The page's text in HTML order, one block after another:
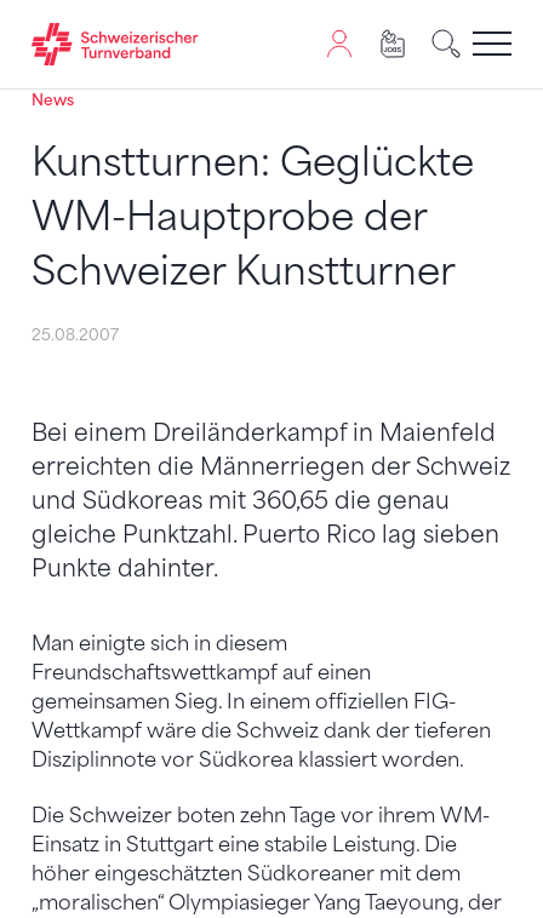
Zum Inhalt springen
Zur Sitemap navigieren
Zum Navigieren dieser Seite wird JavaScript benötigt.
News
Kunstturnen: Geglückte
WM-Hauptprobe der
Schweizer Kunstturner
25.08.2007
Bei einem Dreiländerkampf in Maienfeld
erreichten die Männerriegen der Schweiz
und Südkoreas mit 360,65 die genau
gleiche Punktzahl. Puerto Rico lag sieben
Punkte dahinter.
Man einigte sich in diesem
Freundschaftswettkampf auf einen
gemeinsamen Sieg. In einem offiziellen FIG-
Wettkampf wäre die Schweiz dank der tieferen
Disziplinnote vor Südkorea klassiert worden.
Die Schweizer boten zehn Tage vor ihrem WM-
Einsatz in Stuttgart eine stabile Leistung. Die
höher eingeschätzten Südkoreaner mit dem
„moralischen“ Olympiasieger Yang Taeyoung, der